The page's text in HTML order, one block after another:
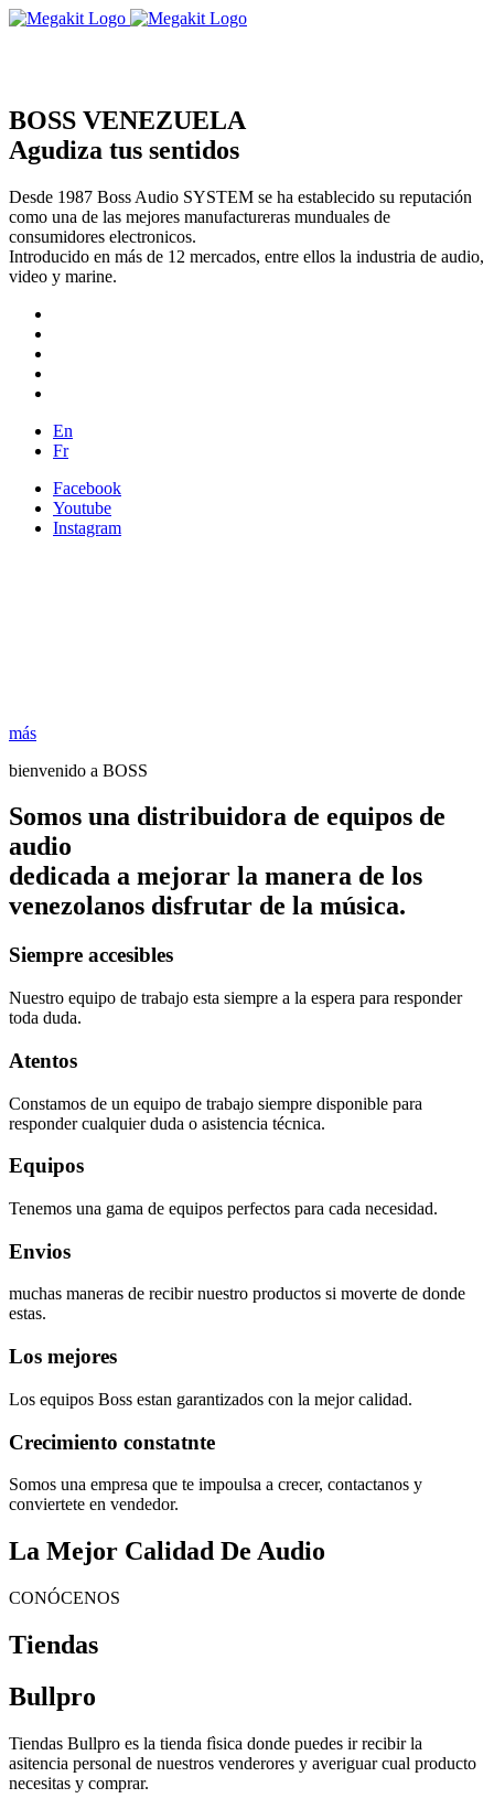
BOSS VENEZUELA
Agudiza tus sentidos
Desde 1987 Boss Audio SYSTEM se ha establecido su reputación
como una de las mejores manufactureras munduales de
consumidores electronicos.
Introducido en más de 12 mercados, entre ellos la industria de audio,
video y marine.
En
Fr
Facebook
Youtube
Instagram
más
bienvenido a BOSS
Somos una distribuidora de equipos de
audio
dedicada a mejorar la manera de los
venezolanos disfrutar de la música.
Siempre accesibles
Nuestro equipo de trabajo esta siempre a la espera para responder
toda duda.
Atentos
Constamos de un equipo de trabajo siempre disponible para
responder cualquier duda o asistencia técnica.
Equipos
Tenemos una gama de equipos perfectos para cada necesidad.
Envios
muchas maneras de recibir nuestro productos si moverte de donde
estas.
Los mejores
Los equipos Boss estan garantizados con la mejor calidad.
Crecimiento constatnte
Somos una empresa que te impoulsa a crecer, contactanos y
conviertete en vendedor.
La Mejor Calidad De Audio
CONÓCENOS
Tiendas
Bullpro
Tiendas Bullpro es la tienda fìsica donde puedes ir recibir la
asitencia personal de nuestros venderores y averiguar cual producto
necesitas y comprar.